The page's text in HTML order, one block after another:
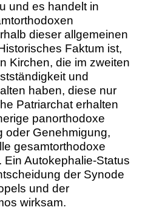
und es handelt in
dieser allgemeinen
Faktum ist,
Kirchen, die im zweiten
und
haben, diese nur
Patriarchat erhalten
panorthodoxe
oder Genehmigung,
gesamtorthodoxe
Autokephalie-Status
der Synode
und der
wirksam.